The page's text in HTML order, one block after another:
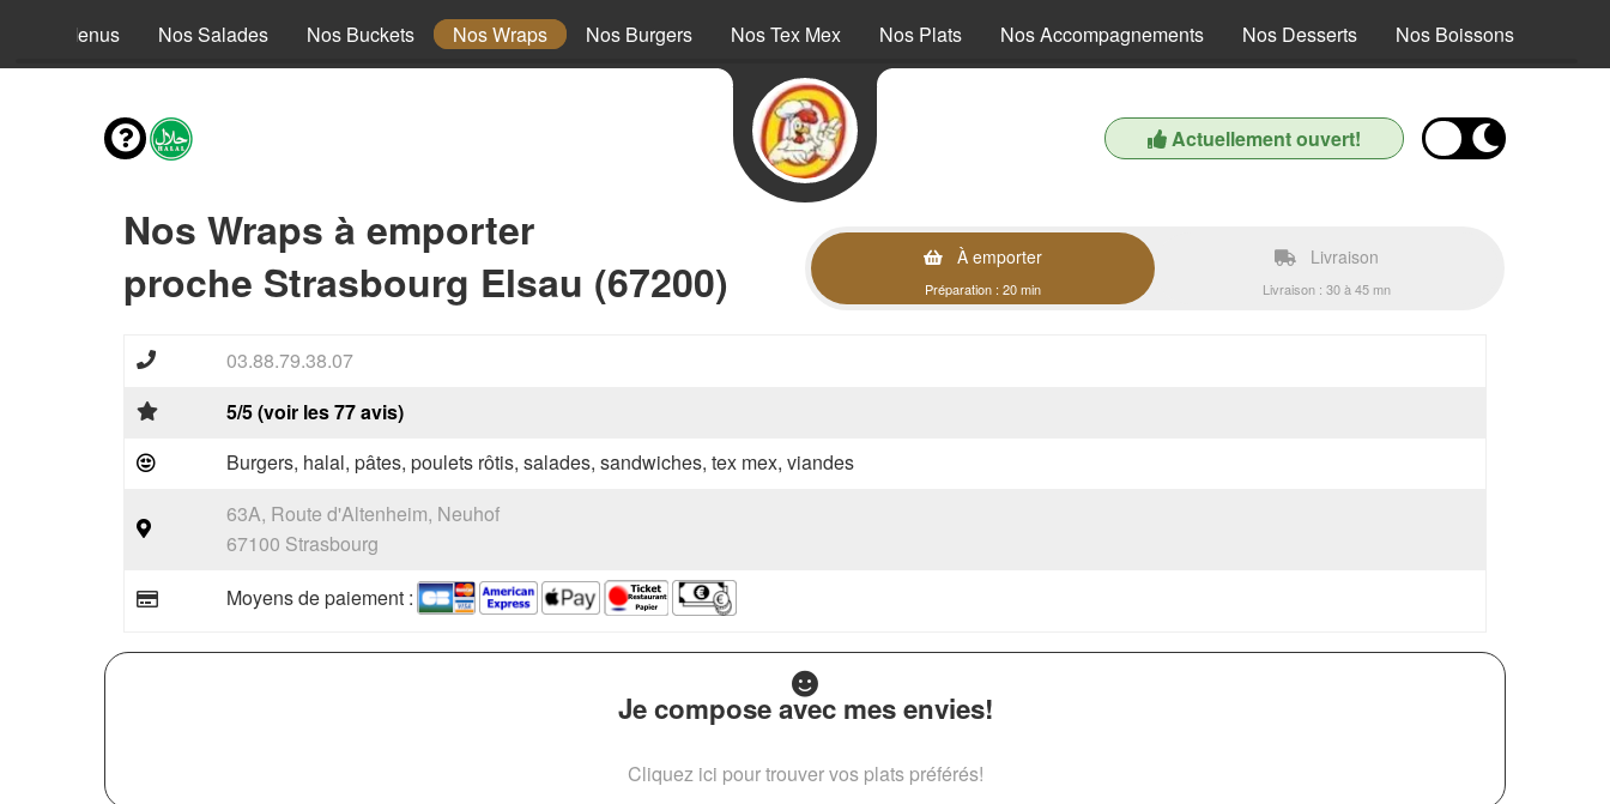
Nos Menus Nos Salades Nos Buckets Nos Wraps Nos Burgers Nos Tex Mex Nos Plats Nos Accompagnements Nos Desserts Nos Boissons
Actuellement ouvert!
Nos Wraps à emporter
proche Strasbourg Elsau (67200)
À emporter
Préparation : 20 min
Livraison
Livraison : 30 à 45 mn
03.88.79.38.07
5/5 (voir les 77 avis)
Burgers, halal, pâtes, poulets rôtis, salades, sandwiches, tex mex, viandes
63A, Route d'Altenheim, Neuhof
67100 Strasbourg
Moyens de paiement :
Je compose avec mes envies!
Cliquez ici pour trouver vos plats préférés!